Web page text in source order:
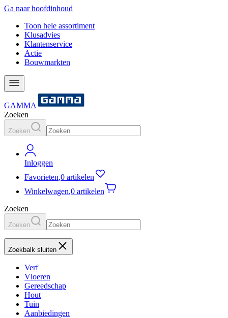
Ga naar hoofdinhoud
Toon hele assortiment
Klusadvies
Klantenservice
Actie
Bouwmarkten
GAMMA
Zoeken
Zoeken
Inloggen
Favorieten,0 artikelen
Winkelwagen,0 artikelen
Zoeken
Zoeken
Zoekbalk sluiten
Verf
Vloeren
Gereedschap
Hout
Tuin
Aanbiedingen